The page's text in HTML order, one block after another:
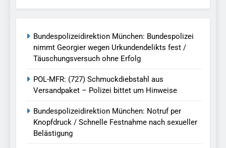
Bundespolizeidirektion München: Bundespolizei
nimmt Georgier wegen Urkundendelikts fest /
Täuschungsversuch ohne Erfolg
POL-MFR: (727) Schmuckdiebstahl aus
Versandpaket – Polizei bittet um Hinweise
Bundespolizeidirektion München: Notruf per
Knopfdruck / Schnelle Festnahme nach sexueller
Belästigung